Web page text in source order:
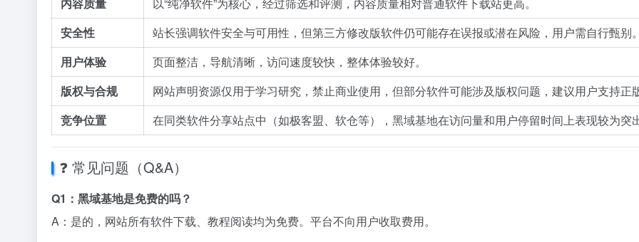
安全性
站长强调软件安全与可用性，但第三方修改版软件仍可能存在误报或潜在风险，用户需自行甄别
用户体验
页面整洁，导航清晰，访问速度较快，整体体验较好。
版权与合规
网站声明资源仅用于学习研究，禁止商业使用，但部分软件可能涉及版权问题，建议用户支持正
竞争位置
在同类软件分享站点中（如极客盟、软仓等），黑域基地在访问量和用户停留时间上表现较为突
❓ 常见问题（Q&A）
Q1：黑域基地是免费的吗？
A：是的，网站所有软件下载、教程阅读均为免费。平台不向用户收取费用。